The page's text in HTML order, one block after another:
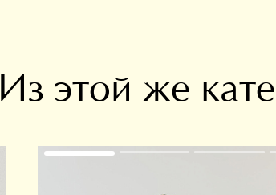
Из этой же